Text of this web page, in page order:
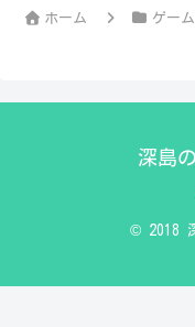
ホーム ゲー
深島
© 2018